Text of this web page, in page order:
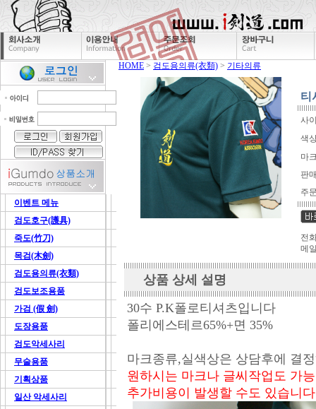
이벤트 메뉴
검도호구(護具)
죽도(竹刀)
목검(木劍)
검도용의류(衣類)
검도보조용품
가검 (假 劍)
도장용품
검도악세사리
무술용품
기획상품
일산 악세사리
HOME > 검도용의류(衣類) > 기타의류
티
사
색
마
판
주
전
메
상품 상세 설명
30수 P.K폴로티셔츠입니다
폴리에스테르65%+면 35%
마크종류,실색상은 상담후에 결
원하시는 마크나 글씨작업도 가
추가비용이 발생할 수도 있습니다